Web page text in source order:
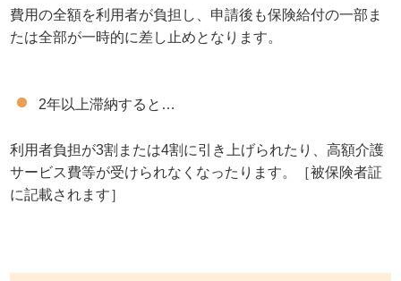
費用の全額を利用者が負担し、申請後も保険給付の一部ま
たは全部が一時的に差し止めとなります。
2年以上滞納すると…
利用者負担が3割または4割に引き上げられたり、高額介護
サービス費等が受けられなくなったります。［被保険者証
に記載されます］